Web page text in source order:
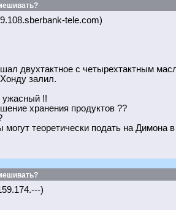
tele.com)
двухтактное с четырехтактным
залил.
ужасный !!
хранения продуктов ??
теоретически подать на Димона
)